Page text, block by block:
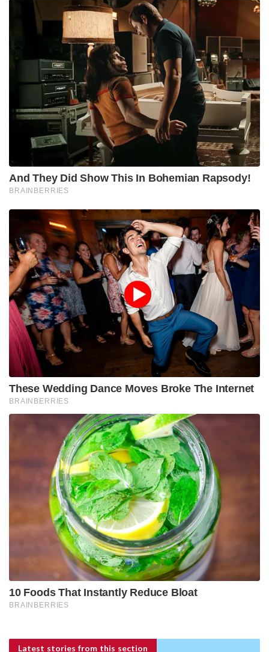
Latest stories from this section